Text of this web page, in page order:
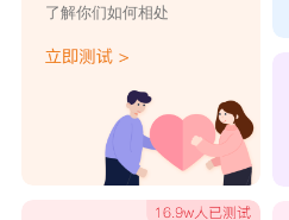
了解你们如何相处